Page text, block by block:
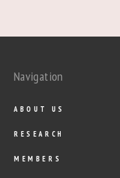
Navigation
ABOUT US
RESEARCH
MEMBERS